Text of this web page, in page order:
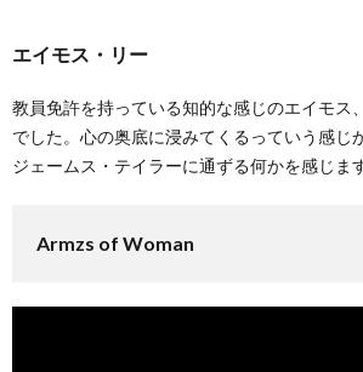
エイモス・リー
教員免許を持っている知的な感じのエイモス
でした。心の奥底に浸みてくるっていう感じ
ジェームス・テイラーに通ずる何かを感じます
Armzs of Woman